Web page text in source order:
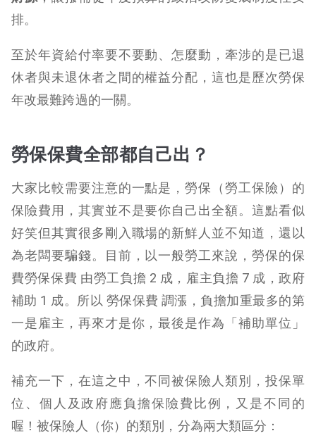
排。
至於年資給付率要不要動、怎麼動，牽涉的是已退
休者與未退休者之間的權益分配，這也是歷次勞保
年改最難跨過的一關。
勞保保費全部都自己出？
大家比較需要注意的一點是，勞保（勞工保險）的
保險費用，其實並不是要你自己出全額。這點看似
好笑但其實很多剛入職場的新鮮人並不知道，還以
為老闆要騙錢。目前，以一般勞工來說，勞保的保
費勞保保費 由勞工負擔 2 成，雇主負擔 7 成，政府
補助 1 成。所以 勞保保費 調漲，負擔加重最多的第
一是雇主，再來才是你，最後是作為「補助單位」
的政府。
補充一下，在這之中，不同被保險人類別，投保單
位、個人及政府應負擔保險費比例，又是不同的
喔！被保險人（你）的類別，分為兩大類區分：